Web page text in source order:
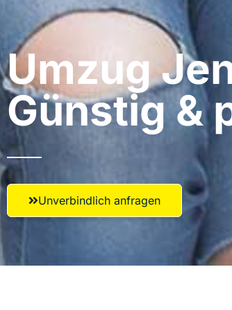
Umzug
Günstig &
Unverbindlich anfragen